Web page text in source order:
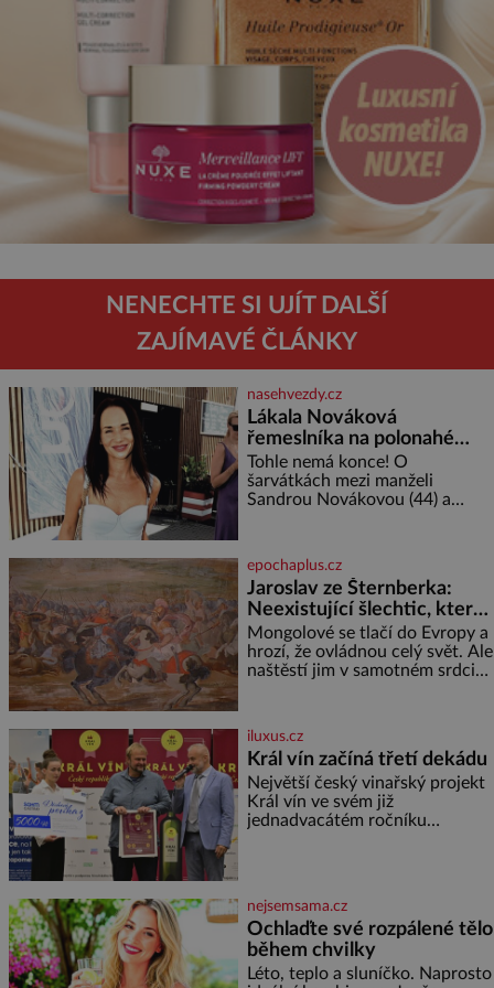
NENECHTE SI UJÍT DALŠÍ
ZAJÍMAVÉ ČLÁNKY
nasehvezdy.cz
Lákala Nováková
řemeslníka na polonahé
tělo!
Tohle nemá konce! O
šarvátkách mezi manželi
Sandrou Novákovou (44) a
by doufal, že horká zem u
herečky ze seriálu Ulice a
režiséra vychladne,
epochaplus.cz
Jaroslav ze Šternberka:
Neexistující šlechtic, který
z Moravy vyžene Mongoly
Mongolové se tlačí do Evropy a
hrozí, že ovládnou celý svět. Ale
naštěstí jim v samotném srdci
dobyvatelské hordy zastavit. Co
nedokáže žádná z asijských říší,
co nedokážou Němci – to
dokáže český král. Nebo že by
ne? Mongolové od roku 1223
postupují podél Kaspického a
iluxus.cz
Král vín začíná třetí dekádu
Největší český vinařský projekt
Král vín ve svém již
jednadvacátém ročníku
nejsemsama.cz
Ochlaďte své rozpálené tělo
během chvilky
Léto, teplo a sluníčko. Naprosto